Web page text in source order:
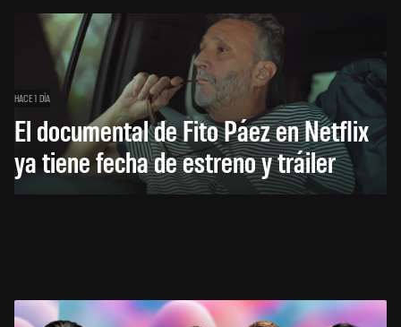
HACE 1 DÍA
El documental de Fito Páez en Netflix
ya tiene fecha de estreno y tráiler